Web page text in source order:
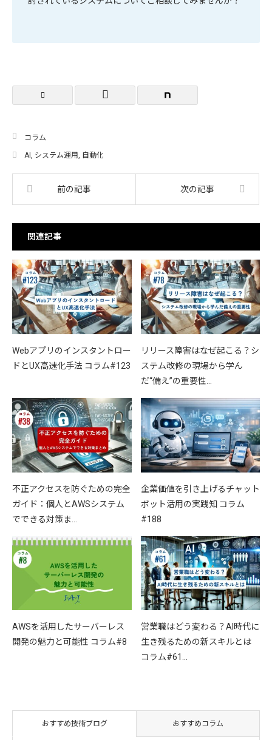
コラム
AI , システム運用, 自動化
前の記事 次の記事
関連記事
Webアプリのインスタントロー
ドとUX高速化手法 コラム#123
リリース障害はなぜ起こる？シ
ステム改修の現場から学ん
だ“備え”の重要性…
不正アクセスを防ぐための完全
ガイド：個人とAWSシステム
でできる対策ま…
企業価値を引き上げるチャット
ボット活用の実践知 コラム
#188
AWSを活用したサーバーレス
開発の魅力と可能性 コラム#8
営業職はどう変わる？AI時代に
生き残るための新スキルとは
コラム#61…
おすすめ技術ブログ おすすめコラム